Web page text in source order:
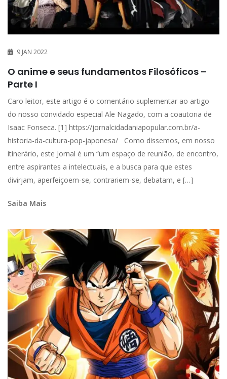
9 JAN 2022
O anime e seus fundamentos Filosóficos –
Parte I
Caro leitor, este artigo é o comentário suplementar ao artigo
do nosso convidado especial Ale Nagado, com a coautoria de
Isaac Fonseca. [1] https://jornalcidadaniapopular.com.br/a-
historia-da-cultura-pop-japonesa/ Como dissemos, em nosso
itinerário, este Jornal é um “um espaço de reunião, de encontro,
entre aspirantes a intelectuais, e a busca para que estes
divirjam, aperfeiçoem-se, contrariem-se, debatam, e […]
Saiba Mais